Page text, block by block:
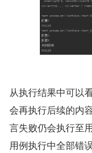
从执行结果中可以
会再执行后续的内
言失败仍会执行至
用例执行中全部错误